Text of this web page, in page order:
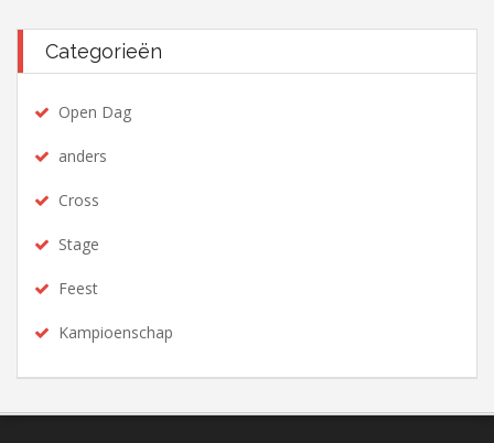
Categorieën
Open Dag
anders
Cross
Stage
Feest
Kampioenschap